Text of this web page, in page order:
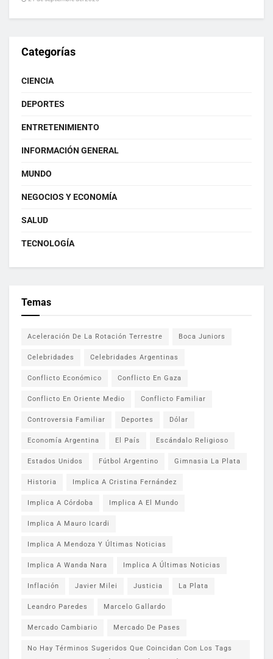
Categorías
CIENCIA
DEPORTES
ENTRETENIMIENTO
INFORMACIÓN GENERAL
MUNDO
NEGOCIOS Y ECONOMÍA
SALUD
TECNOLOGÍA
Temas
Aceleración De La Rotación Terrestre Boca Juniors
Celebridades Celebridades Argentinas
Conflicto Económico Conflicto En Gaza
Conflicto En Oriente Medio Conflicto Familiar
Controversia Familiar Deportes Dólar
Economía Argentina El País Escándalo Religioso
Estados Unidos Fútbol Argentino Gimnasia La Plata
Historia Implica A Cristina Fernández
Implica A Córdoba Implica A El Mundo
Implica A Mauro Icardi
Implica A Mendoza Y Últimas Noticias
Implica A Wanda Nara Implica A Últimas Noticias
Inflación Javier Milei Justicia La Plata
Leandro Paredes Marcelo Gallardo
Mercado Cambiario Mercado De Pases
No Hay Términos Sugeridos Que Coincidan Con Los Tags